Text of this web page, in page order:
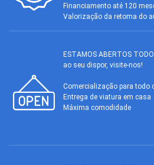
Financiamento até 120
Valorização da retoma do
ESTAMOS ABERTOS
ao seu dispor, visite-nos!
Comercialização para todo
Entrega de viatura em casa
Máxima comodidade